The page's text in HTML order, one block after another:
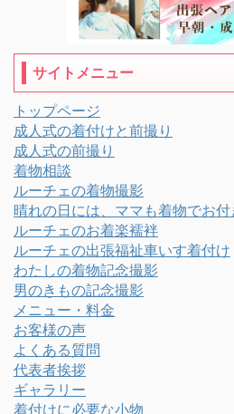
サイトメニュー
トップページ
成人式の着付けと前撮り
成人式の前撮り
着物相談
ルーチェの着物撮影
晴れの日には、ママも着物でお付
ルーチェのお着楽襦袢
ルーチェの出張福祉車いす着付け
わたしの着物記念撮影
男のきもの記念撮影
メニュー・料金
お客様の声
よくある質問
代表者挨拶
ギャラリー
着付けに必要な小物